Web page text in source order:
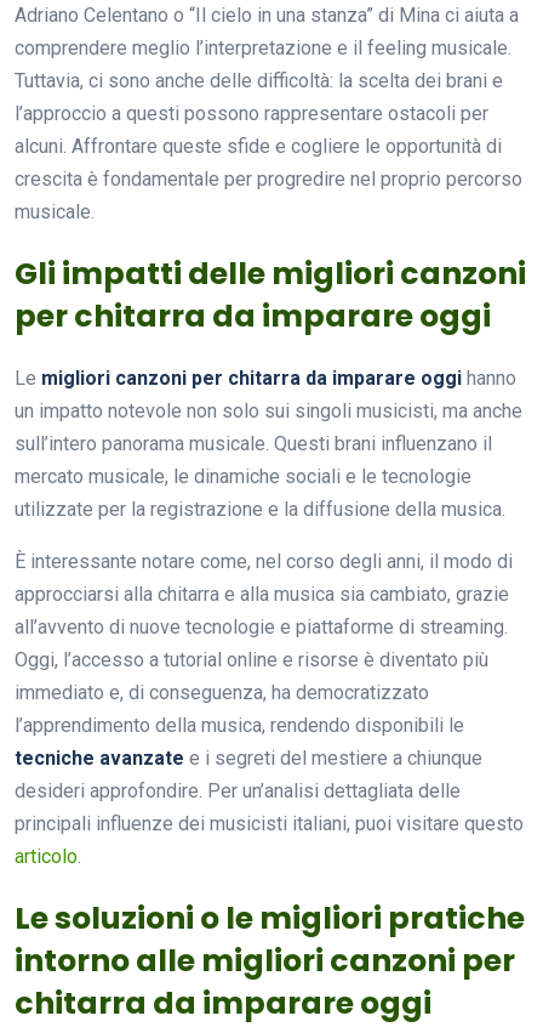
Adriano Celentano o “Il cielo in una stanza” di Mina ci aiuta a
comprendere meglio l’interpretazione e il feeling musicale.
Tuttavia, ci sono anche delle difficoltà: la scelta dei brani e
l’approccio a questi possono rappresentare ostacoli per
alcuni. Affrontare queste sfide e cogliere le opportunità di
crescita è fondamentale per progredire nel proprio percorso
musicale.
Gli impatti delle migliori canzoni
per chitarra da imparare oggi
Le migliori canzoni per chitarra da imparare oggi hanno
un impatto notevole non solo sui singoli musicisti, ma anche
sull’intero panorama musicale. Questi brani influenzano il
mercato musicale, le dinamiche sociali e le tecnologie
utilizzate per la registrazione e la diffusione della musica.
È interessante notare come, nel corso degli anni, il modo di
approcciarsi alla chitarra e alla musica sia cambiato, grazie
all’avvento di nuove tecnologie e piattaforme di streaming.
Oggi, l’accesso a tutorial online e risorse è diventato più
immediato e, di conseguenza, ha democratizzato
l’apprendimento della musica, rendendo disponibili le
tecniche avanzate e i segreti del mestiere a chiunque
desideri approfondire. Per un’analisi dettagliata delle
principali influenze dei musicisti italiani, puoi visitare questo
articolo.
Le soluzioni o le migliori pratiche
intorno alle migliori canzoni per
chitarra da imparare oggi